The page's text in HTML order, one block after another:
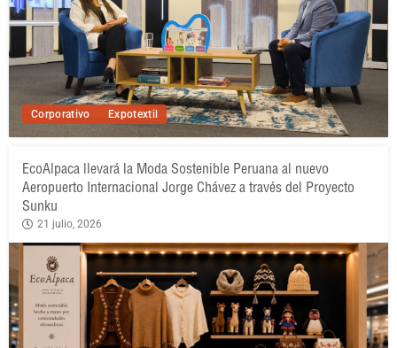
Corporativo Expotextil
EcoAlpaca llevará la Moda Sostenible Peruana al nuevo
Aeropuerto Internacional Jorge Chávez a través del Proyecto
Sunku
21 julio, 2026